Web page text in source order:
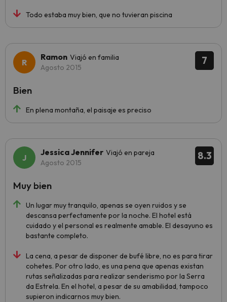
Todo estaba muy bien, que no tuvieran piscina
7
Ramon Viajó en familia
Agosto 2015
En plena montaña, el paisaje es preciso
Bien
8.3
Jessica Jennifer Viajó en pareja
Agosto 2015
Un lugar muy tranquilo, apenas se oyen ruidos y se
descansa perfectamente por la noche. El hotel está
cuidado y el personal es realmente amable. El desayuno es
bastante completo.
La cena, a pesar de disponer de bufé libre, no es para tirar
cohetes. Por otro lado, es una pena que apenas existan
rutas señalizadas para realizar senderismo por la Serra
da Estrela. En el hotel, a pesar de su amabilidad, tampoco
supieron indicarnos muy bien.
Muy bien